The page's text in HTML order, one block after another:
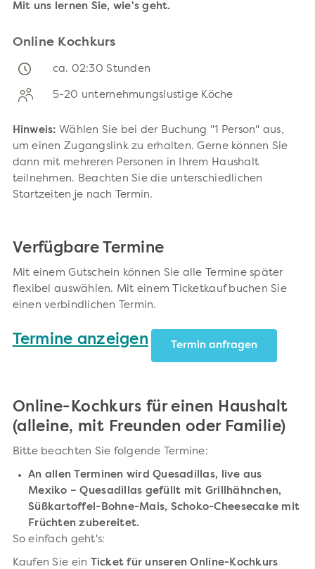
Mit uns lernen Sie, wie's geht.
Online Kochkurs
ca. 02:30 Stunden
5-20 unternehmungslustige Köche
Hinweis: Wählen Sie bei der Buchung "1 Person" aus,
um einen Zugangslink zu erhalten. Gerne können Sie
dann mit mehreren Personen in Ihrem Haushalt
teilnehmen. Beachten Sie die unterschiedlichen
Startzeiten je nach Termin.
Verfügbare Termine
Mit einem Gutschein können Sie alle Termine später
flexibel auswählen. Mit einem Ticketkauf buchen Sie
einen verbindlichen Termin.
Termine anzeigen Termin anfragen
Online-Kochkurs für einen Haushalt
(alleine, mit Freunden oder Familie)
Bitte beachten Sie folgende Termine:
An allen Terminen wirdQuesadillas, live aus
Mexiko –Quesadillas gefüllt mit Grillhähnchen,
Süßkartoffel-Bohne-Mais, Schoko-Cheesecake mit
Früchten zubereitet.
So einfach geht's:
Kaufen Sie ein Ticket für unseren Online-Kochkurs